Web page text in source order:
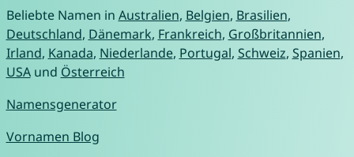
Beliebte Namen in Australien, Belgien, Brasilien,
Deutschland, Dänemark, Frankreich, Großbritannien,
Irland, Kanada, Niederlande, Portugal, Schweiz, Spanien,
USAund Österreich
Namensgenerator
Vornamen Blog